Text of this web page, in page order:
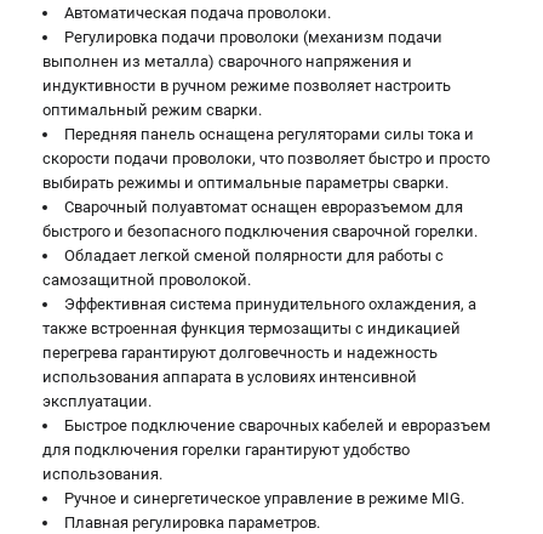
Автоматическая подача проволоки.
Регулировка подачи проволоки (механизм подачи
выполнен из металла) сварочного напряжения и
индуктивности в ручном режиме позволяет настроить
оптимальный режим сварки.
Передняя панель оснащена регуляторами силы тока и
скорости подачи проволоки, что позволяет быстро и просто
выбирать режимы и оптимальные параметры сварки.
Сварочный полуавтомат оснащен евроразъемом для
быстрого и безопасного подключения сварочной горелки.
Обладает легкой сменой полярности для работы с
самозащитной проволокой.
Эффективная система принудительного охлаждения, а
также встроенная функция термозащиты с индикацией
перегрева гарантируют долговечность и надежность
использования аппарата в условиях интенсивной
эксплуатации.
Быстрое подключение сварочных кабелей и евроразъем
для подключения горелки гарантируют удобство
использования.
Ручное и синергетическое управление в режиме MIG.
Плавная регулировка параметров.